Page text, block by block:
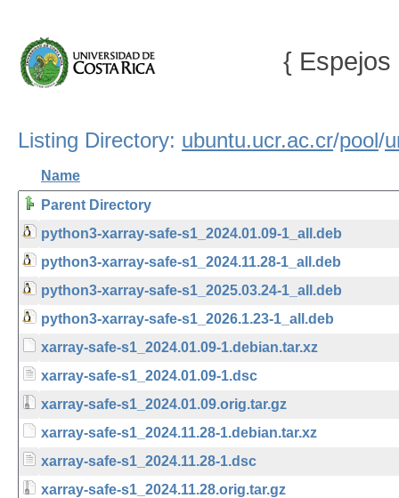
{ Espejos
Listing Directory: ubuntu.ucr.ac.cr/pool/
Name
Parent Directory
python3-xarray-safe-s1_2024.01.09-1_all.deb
python3-xarray-safe-s1_2024.11.28-1_all.deb
python3-xarray-safe-s1_2025.03.24-1_all.deb
python3-xarray-safe-s1_2026.1.23-1_all.deb
xarray-safe-s1_2024.01.09-1.debian.tar.xz
xarray-safe-s1_2024.01.09-1.dsc
xarray-safe-s1_2024.01.09.orig.tar.gz
xarray-safe-s1_2024.11.28-1.debian.tar.xz
xarray-safe-s1_2024.11.28-1.dsc
xarray-safe-s1_2024.11.28.orig.tar.gz